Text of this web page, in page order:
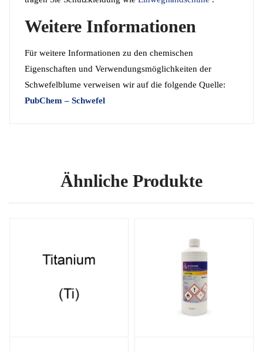
Weitere Informationen
Für weitere Informationen zu den chemischen
Eigenschaften und Verwendungsmöglichkeiten der
Schwefelblume verweisen wir auf die folgende Quelle:
PubChem – Schwefel
Ähnliche Produkte